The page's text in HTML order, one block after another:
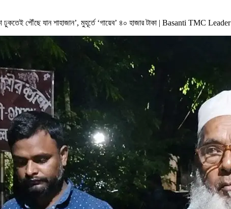
পৌঁছে যান শাহাজান’, মুহূর্তে ‘গায়েব’ ৪০ হাজার টাকা | Basanti